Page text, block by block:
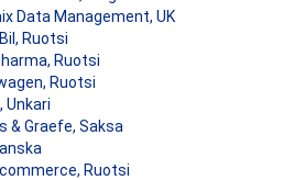
Data Management, UK
Ruotsi
Ruotsi
Ruotsi
Unkari
& Graefe, Saksa
Ruotsi